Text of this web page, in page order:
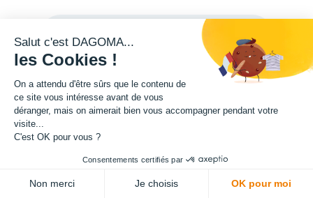
20,82€HT
(20,82 TVA comprise)
Salut c'est DAGOMA...
les Cookies !
On a attendu d'être sûrs que le contenu de
ce site vous intéresse avant de vous
déranger, mais on aimerait bien vous accompagner pendant votre
visite...
C'est OK pour vous ?
Consentements certifiés par
Non merci Je choisis OK pour moi